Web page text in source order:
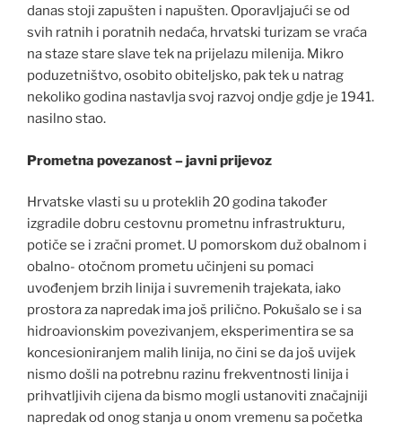
danas stoji zapušten i napušten. Oporavljajući se od
svih ratnih i poratnih nedaća, hrvatski turizam se vraća
na staze stare slave tek na prijelazu milenija. Mikro
poduzetništvo, osobito obiteljsko, pak tek u natrag
nekoliko godina nastavlja svoj razvoj ondje gdje je 1941.
nasilno stao.
Prometna povezanost – javni prijevoz
Hrvatske vlasti su u proteklih 20 godina također
izgradile dobru cestovnu prometnu infrastrukturu,
potiče se i zračni promet. U pomorskom duž obalnom i
obalno- otočnom prometu učinjeni su pomaci
uvođenjem brzih linija i suvremenih trajekata, iako
prostora za napredak ima još prilično. Pokušalo se i sa
hidroavionskim povezivanjem, eksperimentira se sa
koncesioniranjem malih linija, no čini se da još uvijek
nismo došli na potrebnu razinu frekventnosti linija i
prihvatljivih cijena da bismo mogli ustanoviti značajniji
napredak od onog stanja u onom vremenu sa početka